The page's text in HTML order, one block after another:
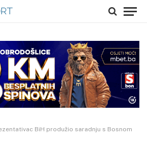
BiH produžio saradnju s Bosnom